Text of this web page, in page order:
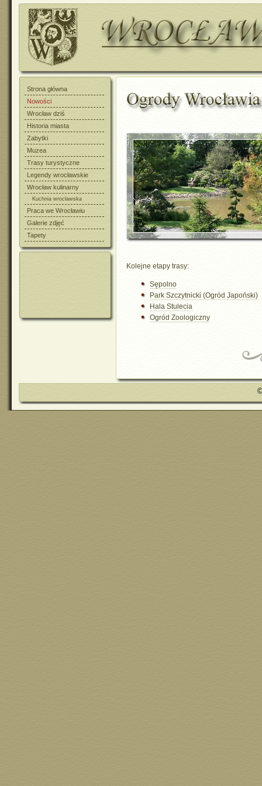
Strona główna
Nowości
Wrocław dziś
Historia miasta
Zabytki
Muzea
Trasy turystyczne
Legendy wrocławskie
Wrocław kulinarny
Kuchnia wrocławska
Praca we Wrocławiu
Galerie zdjęć
Tapety
Kolejne etapy trasy:
Sępolno
Park Szczytnicki (Ogród Japoński)
Hala Stulecia
Ogród Zoologiczny